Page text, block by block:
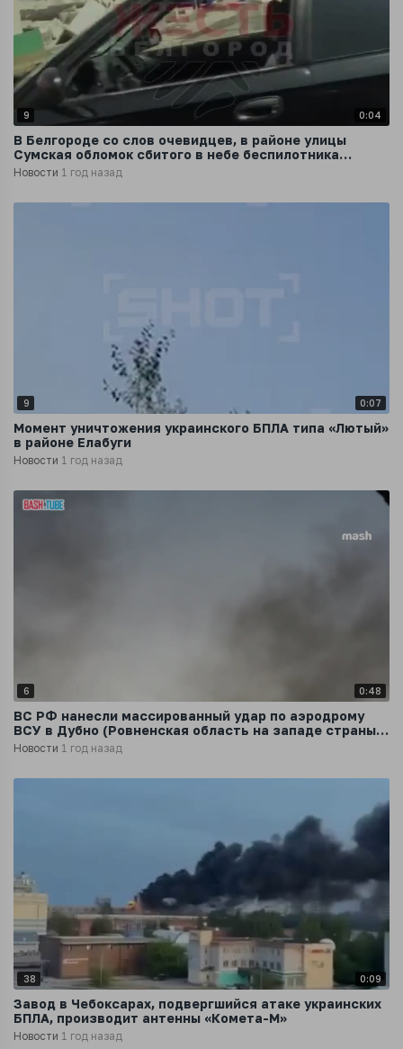
9 0:04
В Белгороде со слов очевидцев, в районе улицы
Сумская обломок сбитого в небе беспилотника
разрушил минимаркет АЗС
Новости 1 год назад
9 0:07
Момент уничтожения украинского БПЛА типа «Лютый»
в районе Елабуги
Новости 1 год назад
6 0:48
ВС РФ нанесли массированный удар по аэродрому
ВСУ в Дубно (Ровненская область на западе страны),
сообщили в Минобороны
Новости 1 год назад
38 0:09
Завод в Чебоксарах, подвергшийся атаке украинских
БПЛА, производит антенны «Комета-М»
Новости 1 год назад